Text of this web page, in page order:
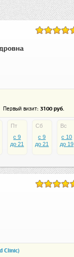
Первый визит: 3100 руб.
Пт
c 9
до 21
Сб
c 9
до 21
Вс
c 10
до 19
Clinic)